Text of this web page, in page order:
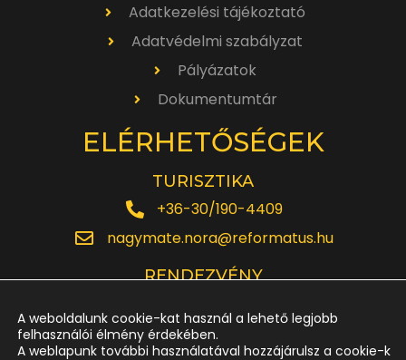
Adatkezelési tájékoztató
Adatvédelmi szabályzat
Pályázatok
Dokumentumtár
ELÉRHETŐSÉGEK
TURISZTIKA
+36-30/190-4409
nagymate.nora@reformatus.hu
RENDEZVÉNY
rendezveny.nagytemplom@reformatus.hu
A weboldalunk cookie-kat használ a lehető legjobb
felhasználói élmény érdekében.
A weblapunk további használatával hozzájárulsz a cookie-k